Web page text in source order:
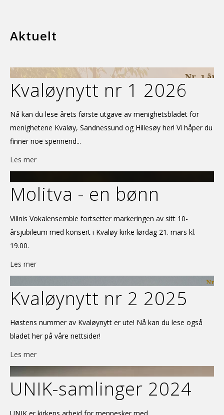
Aktuelt
Kvaløynytt nr 1 2026
Nå kan du lese årets første utgave av menighetsbladet for
menighetene Kvaløy, Sandnessund og Hillesøy her! Vi håper du
finner noe spennend...
Les mer
Molitva - en bønn
Villnis Vokalensemble fortsetter markeringen av sitt 10-
årsjubileum med konsert i Kvaløy kirke lørdag 21. mars kl.
19.00.
Les mer
Kvaløynytt nr 2 2025
Høstens nummer av Kvaløynytt er ute! Nå kan du lese også
bladet her på våre nettsider!
Les mer
UNIK-samlinger 2024